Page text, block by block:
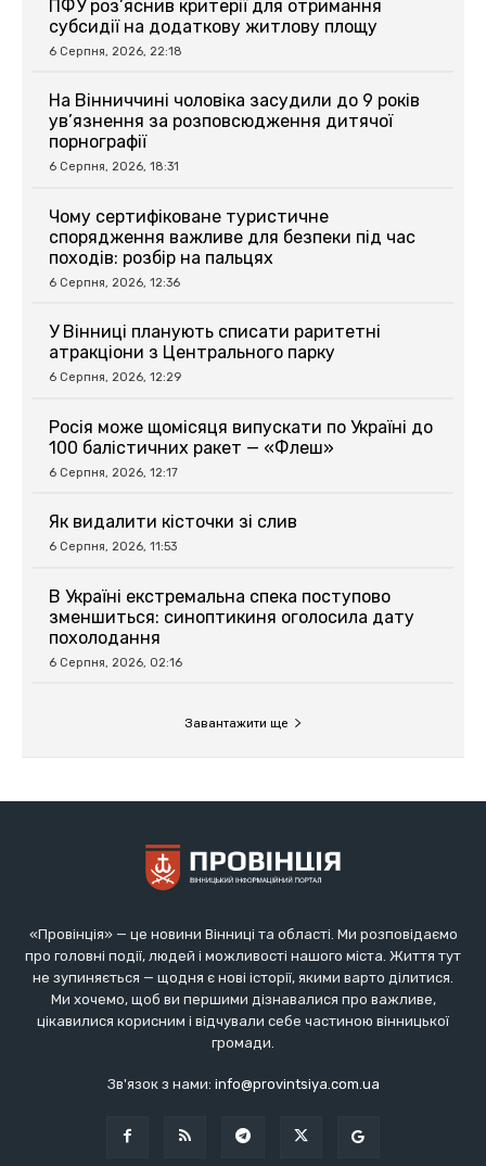
«Провінція» — це новини Вінниці та області. Ми розповідаємо
про головні події, людей і можливості нашого міста. Життя тут
не зупиняється — щодня є нові історії, якими варто ділитися.
Ми хочемо, щоб ви першими дізнавалися про важливе,
цікавилися корисним і відчували себе частиною вінницької
громади.
Зв'язок з нами: info@provintsiya.com.ua